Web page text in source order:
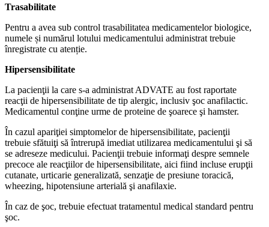
Trasabilitate
Pentru a avea sub control trasabilitatea medicamentelor biologice,
numele și numărul lotului medicamentului administrat trebuie
înregistrate cu atenție.
Hipersensibilitate
La pacienţii la care s-a administrat ADVATE au fost raportate
reacţii de hipersensibilitate de tip alergic, inclusiv şoc anafilactic.
Medicamentul conţine urme de proteine de şoarece şi hamster.
În cazul apariţiei simptomelor de hipersensibilitate, pacienţii
trebuie sfătuiţi să întrerupă imediat utilizarea medicamentului şi să
se adreseze medicului. Pacienţii trebuie informaţi despre semnele
precoce ale reacţiilor de hipersensibilitate, aici fiind incluse erupţii
cutanate, urticarie generalizată, senzaţie de presiune toracică,
wheezing, hipotensiune arterială şi anafilaxie.
În caz de şoc, trebuie efectuat tratamentul medical standard pentru
şoc.